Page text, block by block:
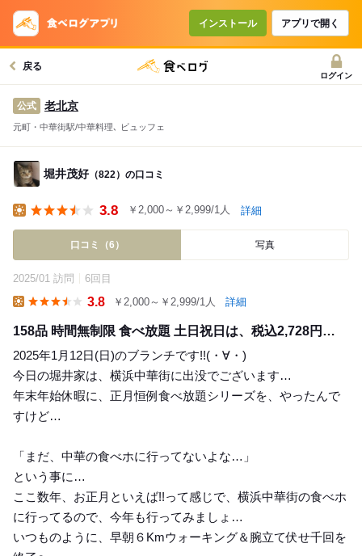
インストール アプリで開く
戻る
ログイン
公式 老北京
元町・中華街駅/中華料理､ ビュッフェ
堀井茂好（822）の口コミ
3.8 ￥2,000～￥2,999/1人 詳細
口コミ（6） 写真
2025/01 訪問 6回目
3.8 ￥2,000～￥2,999/1人 詳細
158品 時間無制限 食べ放題 土日祝日は、税込2,728円…
2025年1月12日(日)のブランチです!!(⁠・⁠∀⁠・⁠)
今日の堀井家は、横浜中華街に出没でございます…
年末年始休暇に、正月恒例食べ放題シリーズを、やったんで
すけど…
「まだ、中華の食べホに行ってないよな…」
という事に…
ここ数年、お正月といえば!!って感じで、横浜中華街の食べホ
に行ってるので、今年も行ってみましょ…
いつものように、早朝６Kmウォーキング＆腕立て伏せ千回を